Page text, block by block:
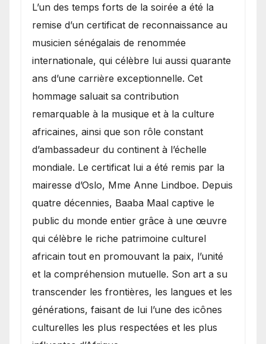
​L’un des temps forts de la soirée a été la
remise d’un certificat de reconnaissance au
musicien sénégalais de renommée
internationale, qui célèbre lui aussi quarante
ans d’une carrière exceptionnelle. Cet
hommage saluait sa contribution
remarquable à la musique et à la culture
africaines, ainsi que son rôle constant
d’ambassadeur du continent à l’échelle
mondiale. Le certificat lui a été remis par la
mairesse d’Oslo, Mme Anne Lindboe. Depuis
quatre décennies, Baaba Maal captive le
public du monde entier grâce à une œuvre
qui célèbre le riche patrimoine culturel
africain tout en promouvant la paix, l’unité
et la compréhension mutuelle. Son art a su
transcender les frontières, les langues et les
générations, faisant de lui l’une des icônes
culturelles les plus respectées et les plus